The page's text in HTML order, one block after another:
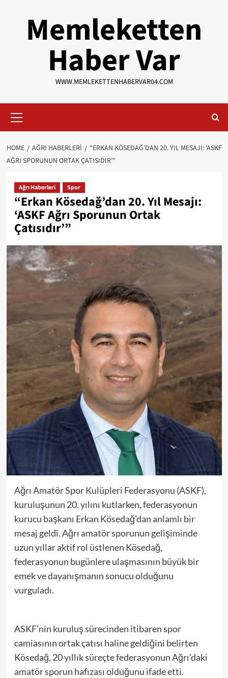
Memleketten
Haber Var
WWW.MEMLEKETTENHABERVAR04.COM
Menu
HOME AĞRI HABERLERI
“ERKAN KÖSEDAĞ’DAN 20. YIL MESAJI: ‘ASKF
AĞRI SPORUNUN ORTAK ÇATISIDIR’”
Ağrı Haberleri Spor
“Erkan Kösedağ’dan 20. Yıl Mesajı:
‘ASKF Ağrı Sporunun Ortak
Çatısıdır’”
Ağrı Amatör Spor Kulüpleri Federasyonu (ASKF),
kuruluşunun 20. yılını kutlarken, federasyonun
kurucu başkanı Erkan Kösedağ’dan anlamlı bir
mesaj geldi. Ağrı amatör sporunun gelişiminde
uzun yıllar aktif rol üstlenen Kösedağ,
federasyonun bugünlere ulaşmasının büyük bir
emek ve dayanışmanın sonucu olduğunu
vurguladı.
ASKF’nin kuruluş sürecinden itibaren spor
camiasının ortak çatısı haline geldiğini belirten
Kösedağ, 20 yıllık süreçte federasyonun Ağrı’daki
amatör sporun hafızası olduğunu ifade etti.